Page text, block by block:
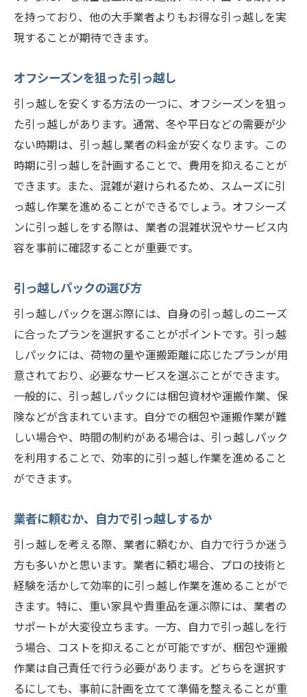
を持っており、他の大手業者よりもお得な引っ越しを実
現することが期待できます。
オフシーズンを狙った引っ越し
引っ越しを安くする方法の一つに、オフシーズンを狙っ
た引っ越しがあります。通常、冬や平日などの需要が少
ない時期は、引っ越し業者の料金が安くなります。この
時期に引っ越しを計画することで、費用を抑えることが
できます。また、混雑が避けられるため、スムーズに引
っ越し作業を進めることができるでしょう。オフシーズ
ンに引っ越しをする際は、業者の混雑状況やサービス内
容を事前に確認することが重要です。
引っ越しパックの選び方
引っ越しパックを選ぶ際には、自身の引っ越しのニーズ
に合ったプランを選択することがポイントです。引っ越
しパックには、荷物の量や運搬距離に応じたプランが用
意されており、必要なサービスを選ぶことができます。
一般的に、引っ越しパックには梱包資材や運搬作業、保
険などが含まれています。自分での梱包や運搬作業が難
しい場合や、時間の制約がある場合は、引っ越しパック
を利用することで、効率的に引っ越し作業を進めること
ができます。
業者に頼むか、自力で引っ越しするか
引っ越しを考える際、業者に頼むか、自力で行うか迷う
方も多いかと思います。業者に頼む場合、プロの技術と
経験を活かして効率的に引っ越し作業を進めることがで
きます。特に、重い家具や貴重品を運ぶ際には、業者の
サポートが大変役立ちます。一方、自力で引っ越しを行
う場合、コストを抑えることが可能ですが、梱包や運搬
作業は自己責任で行う必要があります。どちらを選択す
るにしても、事前に計画を立てて準備を整えることが重